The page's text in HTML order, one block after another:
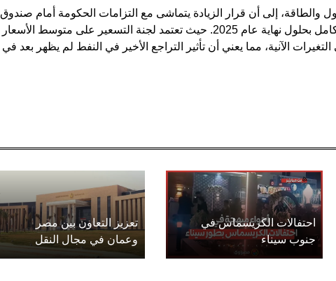
والطاقة، إلى أن قرار الزيادة يتماشى مع التزامات الحكومة أمام صندوق
النقد الدولي بتحرير أسعار الطاقة بالكامل بحلول نهاية عام 2025. حيث تعتمد لجنة التسعير على متوسط الأسعار
الآنية، مما يعني أن تأثير التراجع الأخير في النفط لم يظهر بعد في
احتفالات الكريسماس في
جنوب سيناء
تعزيز التعاون بين مصر
وعمان في مجال النقل